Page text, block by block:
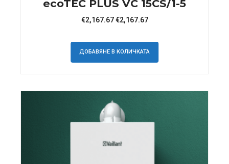
ecoTEC PLUS VC 15CS/1-5
€2,167.67 €2,167.67
ДОБАВЯНЕ В КОЛИЧКАТА